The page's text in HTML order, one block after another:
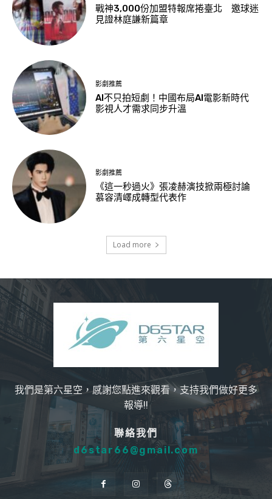
戰神3,000份加盟特報席捲臺北 邀球迷
見證林庭謙新篇章
影劇推薦
AI不只拍短劇！中國布局AI電影新時代
影視人才需求同步升溫
影劇推薦
《這一秒過火》張凌赫演技掀兩極討論
慕容清嶧成轉型代表作
Load more
我們是第六星空，感謝您點進來觀看，支持我們做好更多
報導!!
聯絡我們
d6star66@gmail.com